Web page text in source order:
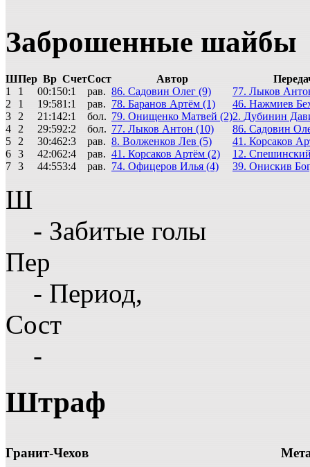
Заброшенные шайбы
ШПер Вр СчетСост Автор
1
1 00:150:1 рав. 86. Садовин Олег (9)
77. Лыков
2
1 19:581:1 рав. 78. Баранов Артём (1)
46. Нажмиев
3
2 21:142:1 бол. 79. Онищенко Матвей (2)2. Дубинин
4
2 29:592:2 бол. 77. Лыков Антон (10)
86. Садовин
5
2 30:462:3 рав. 8. Волженков Лев (5)
41. Корсаков
6 3 42:062:4 рав. 41. Корсаков Артём (2)
12.
7 3 44:553:4 рав. 74. Офицеров Илья (4) 39. Онискив
Ш
- Забитые голы
Пер
- Период,
Сост
-
Штраф
Гранит-Чехов